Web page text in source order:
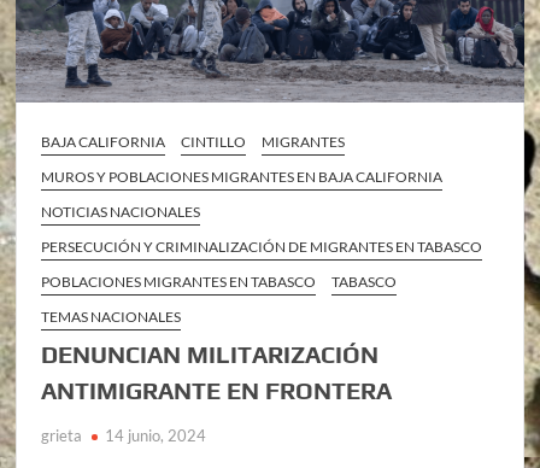
BAJA CALIFORNIA CINTILLO
MIGRANTES
MUROS Y POBLACIONES MIGRANTES EN BAJA CALIFORNIA
NOTICIAS NACIONALES
PERSECUCIÓN Y CRIMINALIZACIÓN DE MIGRANTES EN TABASCO
POBLACIONES MIGRANTES EN TABASCO
TABASCO
TEMAS NACIONALES
DENUNCIAN MILITARIZACIÓN
ANTIMIGRANTE EN FRONTERA
grieta 14 junio, 2024